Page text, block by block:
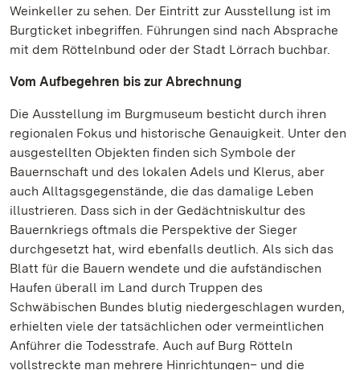
Weinkeller zu sehen. Der Eintritt zur Ausstellung ist im
Burgticket inbegriffen. Führungen sind nach Absprache
mit dem Röttelnbund oder der Stadt Lörrach buchbar.
Vom Aufbegehren bis zur Abrechnung
Die Ausstellung im Burgmuseum besticht durch ihren
regionalen Fokus und historische Genauigkeit. Unter den
ausgestellten Objekten finden sich Symbole der
Bauernschaft und des lokalen Adels und Klerus, aber
auch Alltagsgegenstände, die das damalige Leben
illustrieren. Dass sich in der Gedächtniskultur des
Bauernkriegs oftmals die Perspektive der Sieger
durchgesetzt hat, wird ebenfalls deutlich. Als sich das
Blatt für die Bauern wendete und die aufständischen
Haufen überall im Land durch Truppen des
Schwäbischen Bundes blutig niedergeschlagen wurden,
erhielten viele der tatsächlichen oder vermeintlichen
Anführer die Todesstrafe. Auch auf Burg Rötteln
vollstreckte man mehrere Hinrichtungen– und die